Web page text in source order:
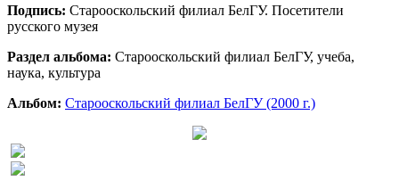
Подпись: Старооскольский филиал БелГУ. Посетители
русского музея
Раздел альбома: Старооскольский филиал БелГУ, учеба,
наука, культура
Альбом: Старооскольский филиал БелГУ (2000 г.)